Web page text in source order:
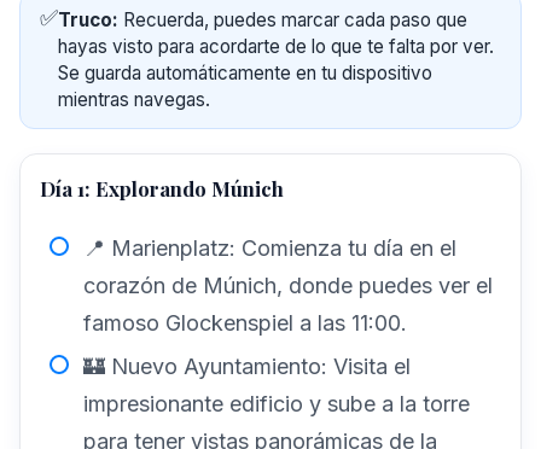
✅Truco: Recuerda, puedes marcar cada paso que
hayas visto para acordarte de lo que te falta por ver.
Se guarda automáticamente en tu dispositivo
mientras navegas.
Día 1: Explorando Múnich
📍 Marienplatz: Comienza tu día en el
corazón de Múnich, donde puedes ver el
famoso Glockenspiel a las 11:00.
🏰 Nuevo Ayuntamiento: Visita el
impresionante edificio y sube a la torre
para tener vistas panorámicas de la